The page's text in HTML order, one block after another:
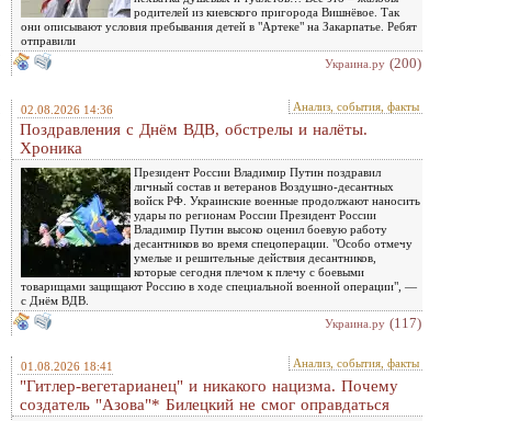
родителей из киевского пригорода Вишнёвое. Так
они описывают условия пребывания детей в "Артеке" на Закарпатье. Ребят
отправили
Украина.ру (200)
02.08.2026 14:36 Анализ, события, факты
Поздравления с Днём ВДВ, обстрелы и налёты.
Хроника
Президент России Владимир Путин поздравил
личный состав и ветеранов Воздушно-десантных
войск РФ. Украинские военные продолжают наносить
удары по регионам России Президент России
Владимир Путин высоко оценил боевую работу
десантников во время спецоперации. "Особо отмечу
умелые и решительные действия десантников,
которые сегодня плечом к плечу с боевыми
товарищами защищают Россию в ходе специальной военной операции", —
с Днём ВДВ.
Украина.ру (117)
01.08.2026 18:41 Анализ, события, факты
"Гитлер-вегетарианец" и никакого нацизма. Почему
создатель "Азова"* Билецкий не смог оправдаться